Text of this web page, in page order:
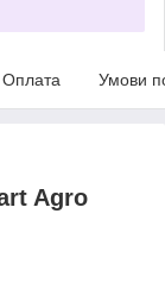
Оплата Умови
Agro